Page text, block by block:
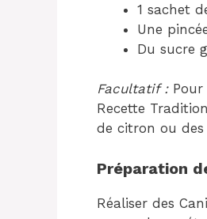
1 sachet
Une
Du sucre
Facultatif :Pour
Recette
de citron ou des
Préparation
Réaliser des